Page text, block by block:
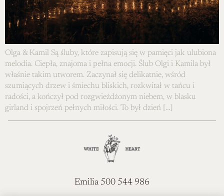
Olga & Kamil Są śluby, które zapisują się w pamięci jak ulubiona
melodia. Ciepła, znajoma i pełna emocji. Ślub Olgi i Kamila był
właśnie takim utworem. Zaczynał się delikatnie, wśród
szumiących drzew i śmiechu bliskich, rozkwitał w tańcu i
radości, a kończył pod rozgwieżdżonym niebem, w blasku
girland i spojrzeń pełnych miłości. To był dzień […]
Emilia 500 544 986